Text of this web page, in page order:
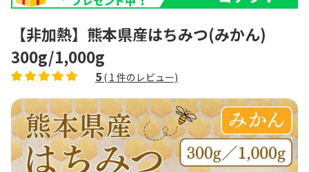
【非加熱】熊本県産はちみつ(みかん)
300g/1,000g
5 ( 1 件のレビュー)